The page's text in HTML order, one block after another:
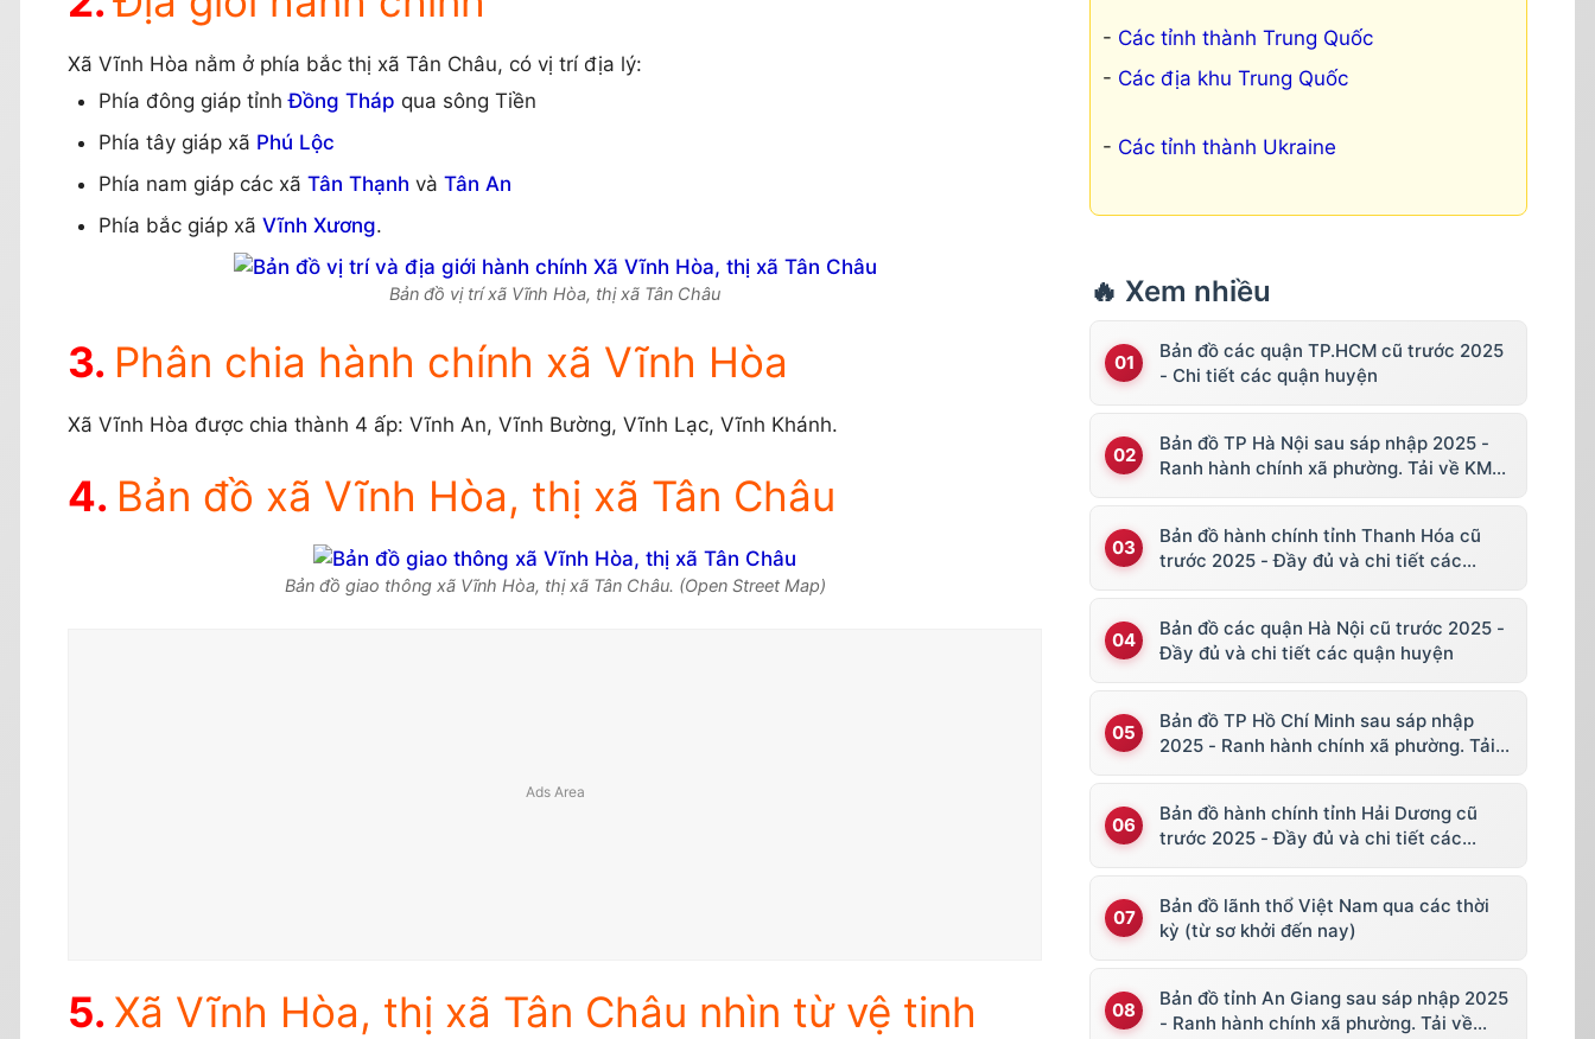
Xã Vĩnh Hòa nằm ở phía bắc thị xã Tân Châu, có vị trí địa lý:
Phía đông giáp tỉnhĐồng Tháp qua sông Tiền
Phía tây giáp xã Phú Lộc
Phía nam giáp các xã Tân Thạnh và Tân An
Phía bắc giáp xã Vĩnh Xương.
Bản đồ vị trí xã Vĩnh Hòa, thị xã Tân Châu
Phân chia hành chính xã Vĩnh Hòa
Xã Vĩnh Hòa được chia thành 4 ấp: Vĩnh An, Vĩnh Bường, Vĩnh Lạc, Vĩnh Khánh.
Bản đồ xã Vĩnh Hòa, thị xã Tân Châu
Bản đồ giao thông xã Vĩnh Hòa, thị xã Tân Châu. (Open Street Map)
Xã Vĩnh Hòa, thị xã Tân Châu nhìn từ vệ tinh
Các tỉnh thành Trung Quốc
Các địa khu Trung Quốc
Các tỉnh thành Ukraine
🔥 Xem nhiều
Bản đồ các quận TP.HCM cũ trước 2025
- Chi tiết các quận huyện
Bản đồ TP Hà Nội sau sáp nhập 2025 -
Ranh hành chính xã phường. Tải về KML,
Bản đồ hành chính tỉnh Thanh Hóa cũ
trước 2025 - Đầy đủ và chi tiết các
Bản đồ các quận Hà Nội cũ trước 2025 -
Đầy đủ và chi tiết các quận huyện
Bản đồ TP Hồ Chí Minh sau sáp nhập
2025 - Ranh hành chính xã phường. Tải
Bản đồ hành chính tỉnh Hải Dương cũ
trước 2025 - Đầy đủ và chi tiết các
Bản đồ lãnh thổ Việt Nam qua các thời
kỳ (từ sơ khởi đến nay)
Bản đồ tỉnh An Giang sau sáp nhập 2025
- Ranh hành chính xã phường. Tải về